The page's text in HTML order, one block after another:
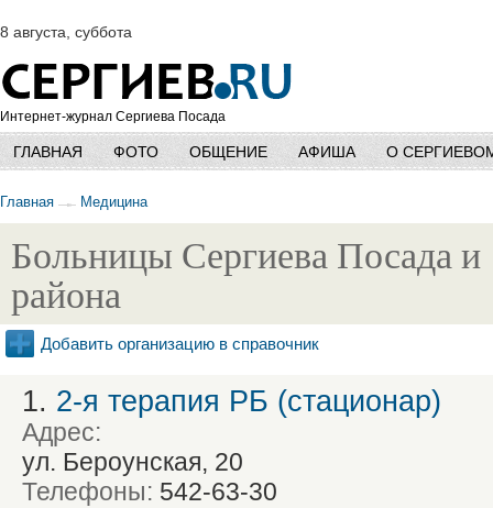
8 августа, суббота
Интернет-журнал Сергиева Посада
ГЛАВНАЯ ФОТО ОБЩЕНИЕ АФИША О
Главная Медицина
Больницы Сергиева Посада и
района
Добавить организацию в справочник
1. 2-я терапия РБ (стационар)
Адрес:
ул. Бероунская, 20
Телефоны: 542-63-30